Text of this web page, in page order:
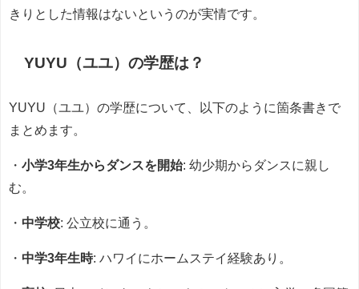
きりとした情報はないというのが実情です。
YUYU（ユユ）の学歴は？
YUYU（ユユ）の学歴について、以下のように箇条書きで
まとめます。
・ 小学3年生からダンスを開始: 幼少期からダンスに親し
む。
・ 中学校: 公立校に通う。
・ 中学3年生時: ハワイにホームステイ経験あり。